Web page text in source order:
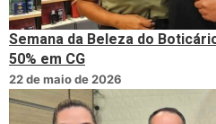
Semana da Beleza do
50% em CG
22 de maio de 2026